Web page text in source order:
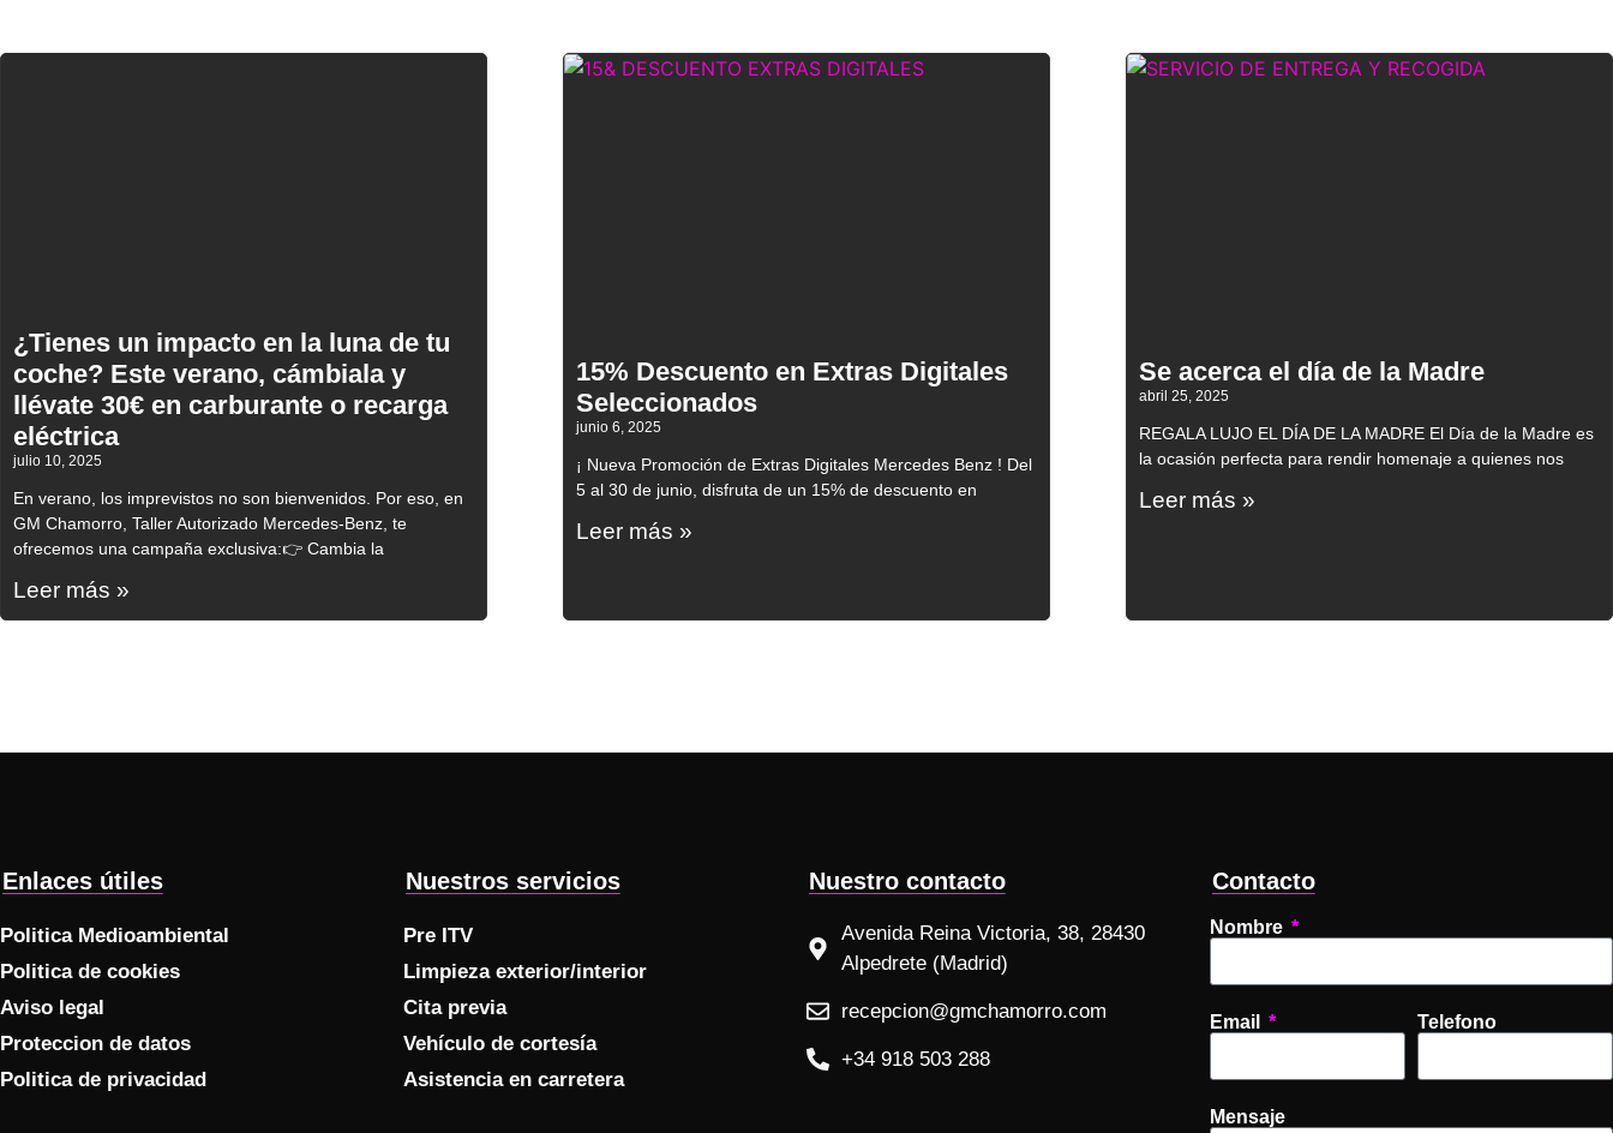
¿Tienes un impacto en la luna de tu
coche? Este verano, cámbiala y
llévate 30€ en carburante o recarga
eléctrica
julio 10, 2025
En verano, los imprevistos no son bienvenidos. Por eso, en
GM Chamorro, Taller Autorizado Mercedes-Benz, te
ofrecemos una campaña exclusiva:👉 Cambia la
Leer más »
15% Descuento en Extras Digitales
Seleccionados
junio 6, 2025
¡ Nueva Promoción de Extras Digitales Mercedes Benz ! Del
5 al 30 de junio, disfruta de un 15% de descuento en
Leer más »
Se acerca el día de la Madre
abril 25, 2025
REGALA LUJO EL DÍA DE LA MADRE El Día de la Madre es
la ocasión perfecta para rendir homenaje a quienes nos
Leer más »
Enlaces útiles
Politica Medioambiental
Politica de cookies
Aviso legal
Proteccion de datos
Politica de privacidad
Nuestros servicios
Pre ITV
Limpieza exterior/interior
Cita previa
Vehículo de cortesía
Asistencia en carretera
Nuestro contacto
Avenida Reina Victoria, 38, 28430
Alpedrete (Madrid)
recepcion@gmchamorro.com
+34 918 503 288
Contacto
Nombre
Email Telefono
Mensaje